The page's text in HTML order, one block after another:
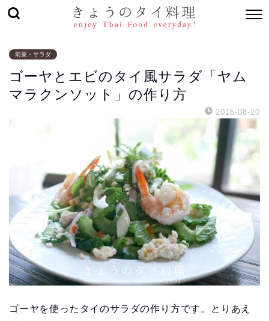
前菜・サラダ
ゴーヤとエビのタイ風サラダ「ヤム
マラクンソット」の作り方
2016-08-20
ゴーヤを使ったタイのサラダの作り方です。とりあえ